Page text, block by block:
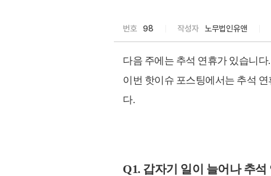
번호 98 작성자 노무법인유앤
다음 주에는 추석 연휴가 있습니
이번 핫이슈 포스팅에서는 추석
다.
Q1. 갑자기 일이 늘어나 추